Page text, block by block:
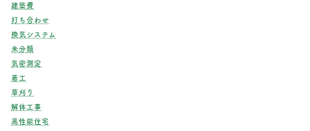
建築費
打ち合わせ
換気システム
未分類
気密測定
着工
草刈り
解体工事
高性能住宅